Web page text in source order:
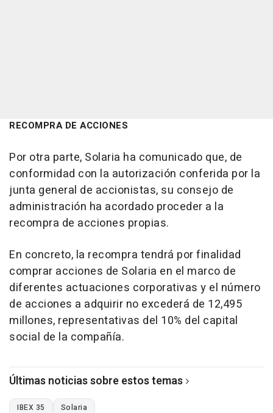
RECOMPRA DE ACCIONES
Por otra parte, Solaria ha comunicado que, de
conformidad con la autorización conferida por la
junta general de accionistas, su consejo de
administración ha acordado proceder a la
recompra de acciones propias.
En concreto, la recompra tendrá por finalidad
comprar acciones de Solaria en el marco de
diferentes actuaciones corporativas y el número
de acciones a adquirir no excederá de 12,495
millones, representativas del 10% del capital
social de la compañía.
Últimas noticias sobre estos temas
IBEX 35 Solaria